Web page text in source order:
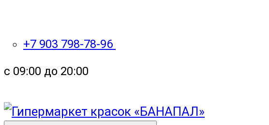
+7 903 798-78-96
с 09:00 до 20:00